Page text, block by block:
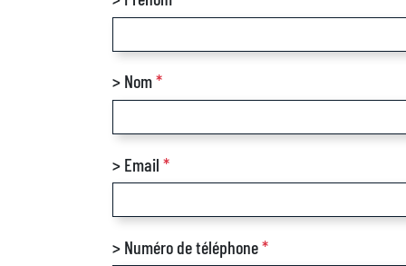
> Nom*
> Email *
> Numéro de téléphone*